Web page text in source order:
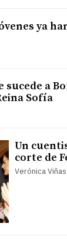
ya
sucede a
Sofía
Un
corte de
Verónica Viñas